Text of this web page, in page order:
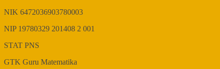
NIK 6472036903780003
NIP 19780329 201408 2 001
STAT PNS
GTK Guru Matematika